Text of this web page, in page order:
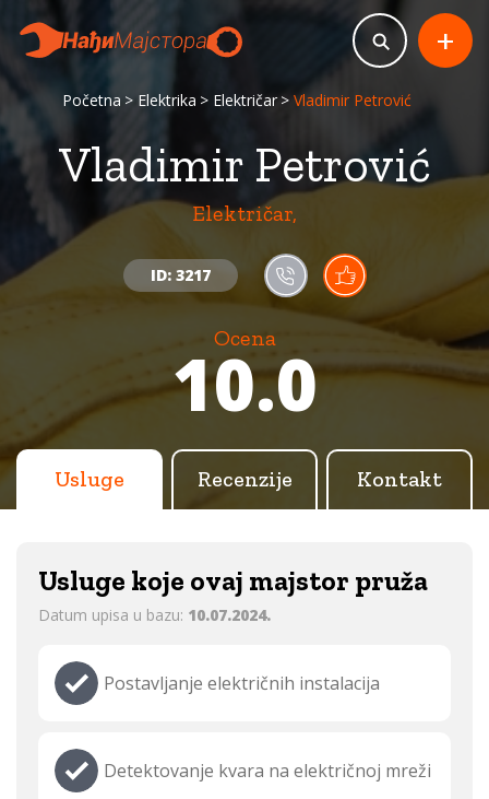
Početna Elektrika Električar Vladimir Petrović
Vladimir Petrović
Električar,
ID: 3217
Ocena
10.0
+
Usluge Recenzije Kontakt
Usluge koje ovaj majstor pruža
Datum upisa u bazu: 10.07.2024.
Postavljanje električnih instalacija
Detektovanje kvara na električnoj mreži